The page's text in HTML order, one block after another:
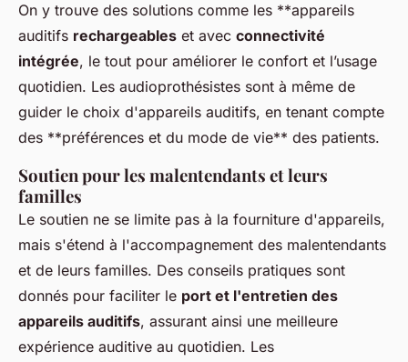
On y trouve des solutions comme les **appareils
auditifs rechargeables et avec connectivité
intégrée, le tout pour améliorer le confort et l’usage
quotidien. Les audioprothésistes sont à même de
guider le choix d'appareils auditifs, en tenant compte
des **préférences et du mode de vie** des patients.
Soutien pour les malentendants et leurs
familles
Le soutien ne se limite pas à la fourniture d'appareils,
mais s'étend à l'accompagnement des malentendants
et de leurs familles. Des conseils pratiques sont
donnés pour faciliter le port et l'entretien des
appareils auditifs, assurant ainsi une meilleure
expérience auditive au quotidien. Les